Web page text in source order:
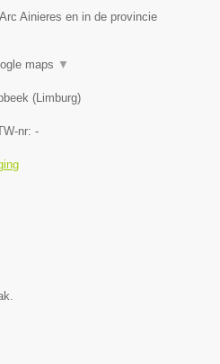
Ainieres en in de provincie
maps ▼
(Limburg)
nr: -